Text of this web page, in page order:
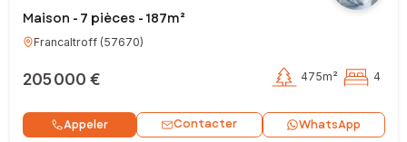
Maison - 7 pièces - 187m²
Francaltroff(57670)
205 000 € 475m² 4
Appeler Contacter WhatsApp